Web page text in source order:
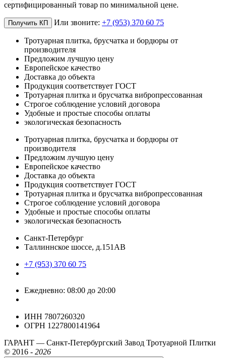
сертифицированный товар по минимальной цене.
Получить КП Или звоните: +7 (953) 370 60 75
Тротуарная плитка, брусчатка и бордюры от
производителя
Предложим лучшую цену
Европейское качество
Доставка до объекта
Продукция соответствует ГОСТ
Тротуарная плитка и брусчатка вибропрессованная
Строгое соблюдение условий договора
Удобные и простые способы оплаты
экологическая безопасность
Тротуарная плитка, брусчатка и бордюры от
производителя
Предложим лучшую цену
Европейское качество
Доставка до объекта
Продукция соответствует ГОСТ
Тротуарная плитка и брусчатка вибропрессованная
Строгое соблюдение условий договора
Удобные и простые способы оплаты
экологическая безопасность
Санкт-Петербург
Таллиннское шоссе, д.151АВ
+7 (953) 370 60 75
Ежедневно: 08:00 до 20:00
ИНН 7807260320
ОГРН 1227800141964
ГАРАНТ — Санкт-Петербургский Завод Тротуарной Плитки
© 2016 - 2026